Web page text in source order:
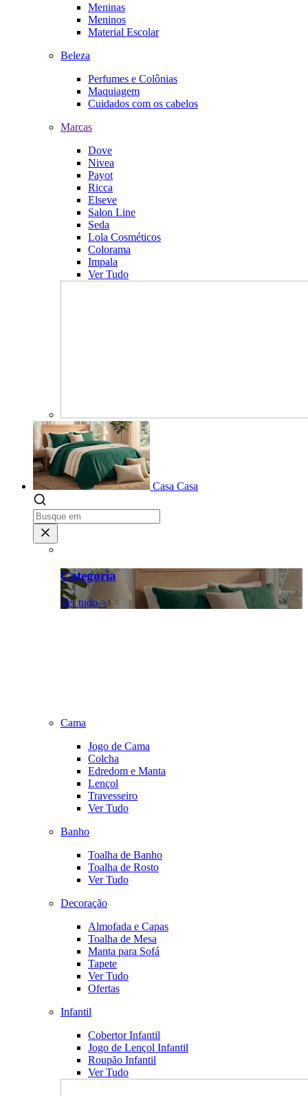
Meninas
Meninos
Material Escolar
Beleza
Perfumes e Colônias
Maquiagem
Cuidados com os cabelos
Marcas
Dove
Nivea
Payot
Ricca
Elseve
Salon Line
Seda
Lola Cosméticos
Colorama
Impala
Ver Tudo
Casa Casa
Categoria
Ver tudo >
Cama
Jogo de Cama
Colcha
Edredom e Manta
Lençol
Travesseiro
Ver Tudo
Banho
Toalha de Banho
Toalha de Rosto
Ver Tudo
Decoração
Almofada e Capas
Toalha de Mesa
Manta para Sofá
Tapete
Ver Tudo
Ofertas
Infantil
Cobertor Infantil
Jogo de Lençol Infantil
Roupão Infantil
Ver Tudo